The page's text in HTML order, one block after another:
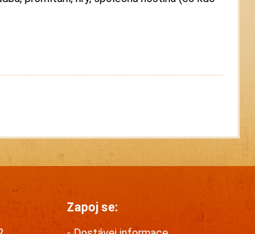
Zapoj se: